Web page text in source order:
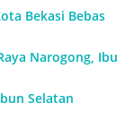
Bekasi Bebas
Narogong, Ibu
Selatan